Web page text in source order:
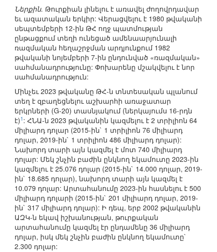
Ներքին. Թուրքիան լինելու է առավել ժողովրդավար
եւ ազատական երկիր: Վերացվելու է 1980 թվականի
սեպտեմբերի 12-ին ԹՀ ողջ պատմության
ընթացքում տեղի ունեցած ամենաարյունալի
ռազմական հեղաշրջման արդյունքում 1982
թվականի նոյեմբերի 7-ին ընդունված «ռազմական»
սահմանադրությունը: Փոխարենը մշակվելու է նոր
սահմանադրություն:
Մինչեւ 2023 թվականը ԹՀ-ն տնտեսական պլանում
տեղ է զբաղեցնելու աշխարհի առաջատար
երկրների (G-20) տասնյակում (ներկայումս 16-րդն
է)1 : ՀՆԱ-ն 2023 թվականին կազմելու է 2 տրիլիոն 64
միլիարդ դոլար (2015-ին` 1 տրիլիոն 76 միլիարդ
դոլար, 2019-ին` 1 տրիլիոն 486 միլիարդ դոլար):
Նախորդ տարի այն կազմել է մոտ 740 միլիարդ
դոլար: Մեկ շնչին բաժին ընկնող եկամուտը 2023-ին
կազմելու է 25.076 դոլար (2015-ին` 14.000 դոլար, 2019-
ին` 18.685 դոլար), նախորդ տարի այն կազմել է
10.079 դոլար: Արտահանումը 2023-ին հասնելու է 500
միլիարդ դոլարի (2015-ին` 201 միլիարդ դոլար, 2019-
ին` 317 միլիարդ դոլար): Ի դեպ, երբ 2002 թվականին
ԱԶԿ-ն եկավ իշխանության, թուրքական
արտահանումը կազմել էր ընդամենը 36 միլիարդ
դոլար, իսկ մեկ շնչին բաժին ընկնող եկամուտը`
2.300 դոլար: